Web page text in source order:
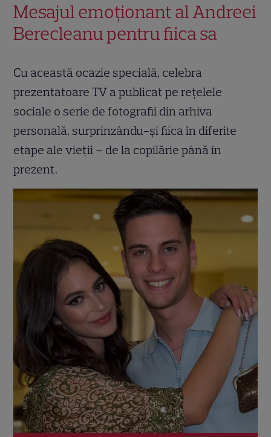
Mesajul emoționant al Andreei
Berecleanu pentru fiica sa
Cu această ocazie specială, celebra
prezentatoare TV a publicat pe rețelele
sociale o serie de fotografii din arhiva
personală, surprinzându-și fiica în diferite
etape ale vieții – de la copilărie până în
prezent.